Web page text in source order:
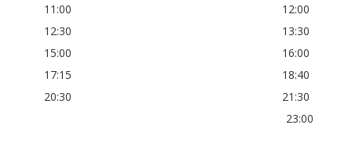
11:00 12:00
12:30 13:30
15:00 16:00
17:15 18:40
20:30 21:30
23:00